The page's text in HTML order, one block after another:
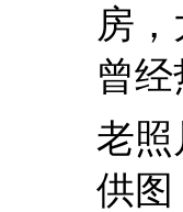
房
曾
老照
供图